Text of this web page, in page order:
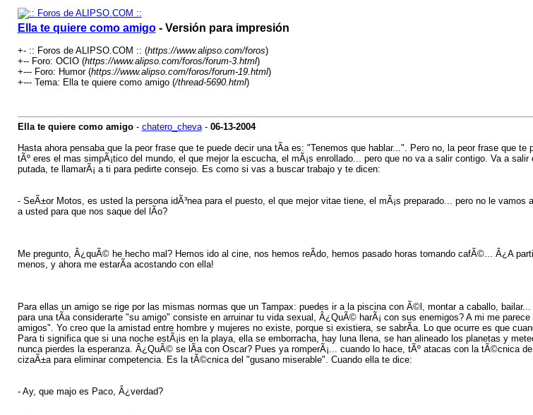
Ella te quiere como amigo- Versión para impresión
+- :: Foros de ALIPSO.COM :: (https://www.alipso.com/foros)
+-- Foro: OCIO (https://www.alipso.com/foros/forum-3.html)
+--- Foro: Humor (https://www.alipso.com/foros/forum-19.html)
+--- Tema: Ella te quiere como amigo (/thread-5690.html)
Ella te quiere como amigo- chatero_cheva- 06-13-2004
Hasta ahora pensaba que la peor frase que te puede decir una tÃ­a es: "Tenemos que hablar...". Pero no, la peor frase que
tÃº eres el mas simpÃ¡tico del mundo, el que mejor la escucha, el mÃ¡s enrollado... pero que no va a salir contigo. Va a
putada, te llamarÃ¡ a ti para pedirte consejo. Es como si vas a buscar trabajo y te dicen:
- SeÃ±or Motos, es usted la persona idÃ³nea para el puesto, el que mejor vitae tiene, el mÃ¡s preparado... pero no le
a usted para que nos saque del lÃ­o?
Me pregunto, Â¿quÃ© he hecho mal? Hemos ido al cine, nos hemos reÃ­do, hemos pasado horas tomando cafÃ©... Â¿A
menos, y ahora me estarÃ­a acostando con ella!
Para ellas un amigo se rige por las mismas normas que un Tampax: puedes ir a la piscina con Ã©l, montar a caballo,
para una tÃ­a considerarte "su amigo" consiste en arruinar tu vida sexual, Â¿QuÃ© harÃ¡ con sus enemigos? A mi me
amigos". Yo creo que la amistad entre hombre y mujeres no existe, porque si existiera, se sabrÃ­a. Lo que ocurre es que
Para ti significa que si una noche estÃ¡is en la playa, ella se emborracha, hay luna llena, se han alineado los planetas y
nunca pierdes la esperanza. Â¿QuÃ© se lÃ­a con Oscar? Pues ya romperÃ¡... cuando lo hace, tÃº atacas con la tÃ©cnica
cizaÃ±a para eliminar competencia. Es la tÃ©cnica del "gusano miserable". Cuando ella te dice:
- Ay, que majo es Paco, Â¿verdad?